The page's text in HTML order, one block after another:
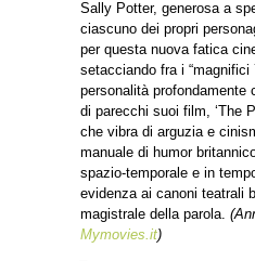
Sally Potter, generosa a
ciascuno dei propri
per questa nuova fatica
setacciando fra i “magnifici
personalità profondamente
di parecchi suoi film, ‘The
che vibra di arguzia e
manuale di humor
spazio-temporale e in
evidenza ai canoni teatrali
magistrale della parola.
Mymovies.it)